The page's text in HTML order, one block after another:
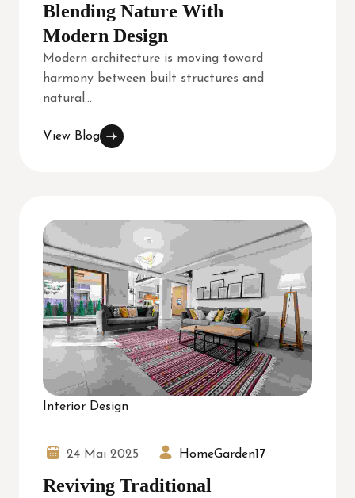
Blending Nature With
Modern Design
Modern architecture is moving toward
harmony between built structures and
natural...
View Blog
Interior Design
24 Mai 2025 HomeGarden17
Reviving Traditional